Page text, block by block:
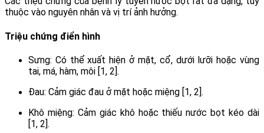
thuộc vào nguyên nhân và vị trí ảnh hưởng.
Triệu chứng điển hình
Sưng: Có thể xuất hiện ở mặt, cổ, dưới lưỡi hoặc vùng
tai, má, hàm, môi [1, 2].
Đau: Cảm giác đau ở mặt hoặc miệng [1, 2].
Khô miệng: Cảm giác khô hoặc thiếu nước bọt kéo dài
[1, 2].